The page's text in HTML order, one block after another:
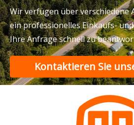
Wir verfügen über verschiedene
ein professionelles Einkaufs-
Ihre Anfrage schnell zu
Kontaktieren Sie
Team